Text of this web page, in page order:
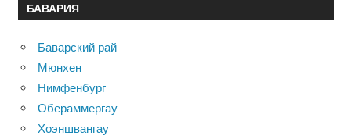
БАВАРИЯ
Баварский рай
Мюнхен
Нимфенбург
Обераммергау
Хоэншвангау